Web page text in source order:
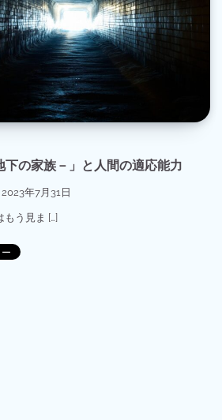
下の家族－」と人間の適応能力
2023年7月31日
う見ま […]